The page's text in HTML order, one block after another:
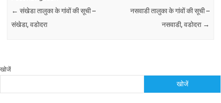
← संखेडा तालुका के गांवों की सूची –
संखेडा, वडोदरा
नसवाडी तालुका के गांवों की सूची –
नसवाडी, वडोदरा →
खोजें
खोजें